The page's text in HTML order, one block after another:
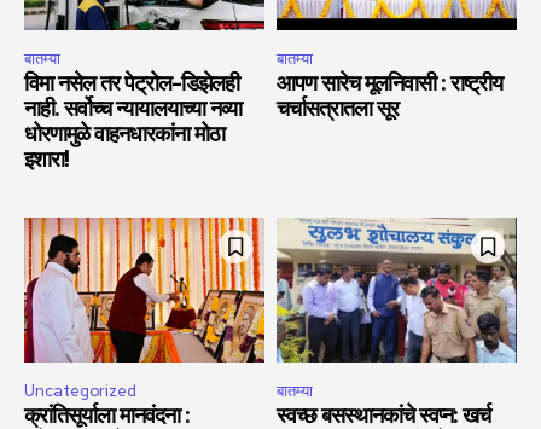
बातम्या
विमा नसेल तर पेट्रोल-डिझेलही
नाही. सर्वोच्च न्यायालयाच्या नव्या
धोरणामुळे वाहनधारकांना मोठा
इशारा!
बातम्या
आपण सारेच मूलनिवासी : राष्ट्रीय
चर्चासत्रातला सूर
Uncategorized
क्रांतिसूर्याला मानवंदना :
बातम्या
स्वच्छ बसस्थानकांचे स्वप्न: खर्च